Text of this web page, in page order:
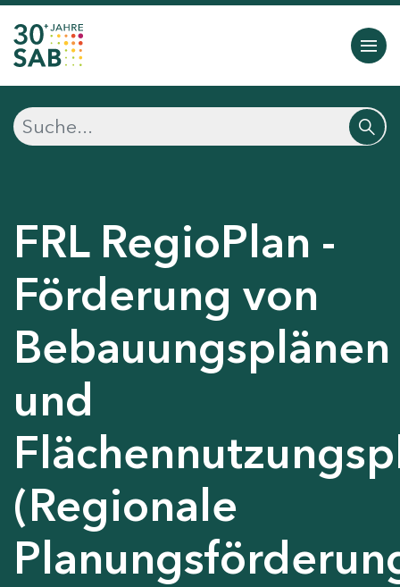
FRL RegioPlan -
Förderung von
Bebauungsplänen
und
(Regionale